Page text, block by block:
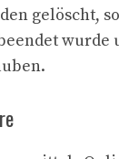
gelöscht,
wurde